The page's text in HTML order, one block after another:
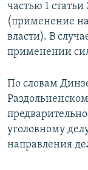
частью 1 статьи
(применение
власти). В
применении
По словам
уголовному
направления